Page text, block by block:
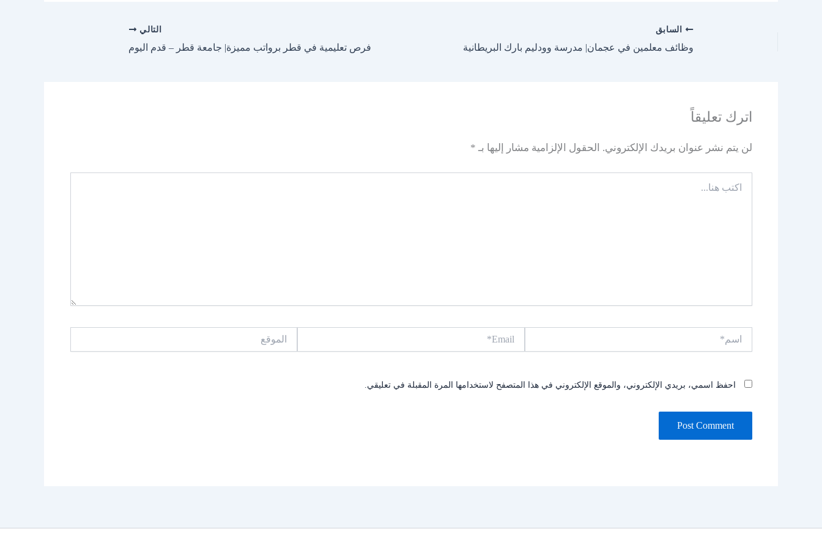
السابق
وظائف معلمين في عجمان| مدرسة وودليم بارك البريطانية
التالي
فرص تعليمية في قطر برواتب مميزة| جامعة قطر – قدم اليوم
اترك تعليقاً
لن يتم نشر عنوان بريدك الإلكتروني. الحقول الإلزامية مشار إليها بـ *
هنا...
احفظ اسمي، بريدي الإلكتروني، والموقع الإلكتروني في هذا المتصفح لاستخدامها المرة المقبلة في تعليقي.